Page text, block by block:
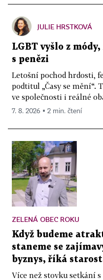
JULIE HRSTKOVÁ
LGBT vyšlo z
s penězi
Letošní pochod hrdosti,
podtitul „Časy se mění“.
ve společnosti i reálné
7. 8. 2026 ▪ 2 min. čtení
ZELENÁ OBEC ROKU
Když budeme
staneme se
byznys, říká
Více než stovku setkání